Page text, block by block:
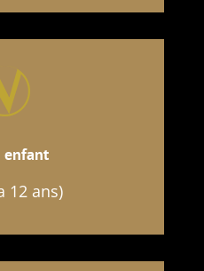
enfant
12 ans)